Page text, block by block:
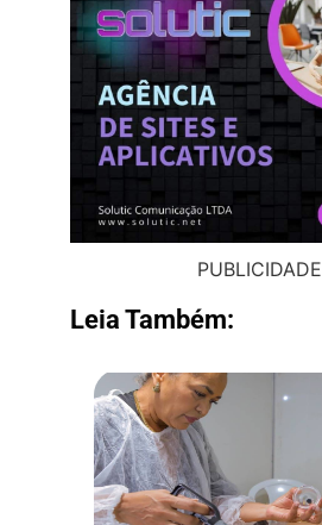
PUBLICIDADE
Leia Também: